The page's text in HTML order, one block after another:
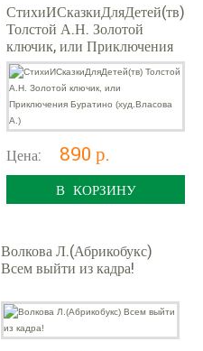
СтихиИСказкиДляДетей(тв)
Толстой А.Н. Золотой
ключик, или Приключения
Буратино (худ.Власова А.)
Цена: 890 р.
В КОРЗИНУ
Волкова Л.(Абрикобукс)
Всем выйти из кадра!